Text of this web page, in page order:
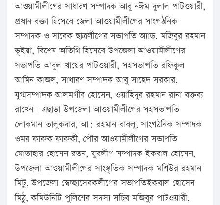
আওয়ামীলীগের সাধারণ সম্পাদক আবু নঈম দুলাল পাটওয়ারী,
প্রধান বক্তা হিসেবে জেলা আওয়ামীলীগের সাংগঠনিক
সম্পাদক ও সাবেক ছাত্রলীগের সভাপতি অ্যাড. মজিবুর রহমান
ভূইয়া, বিশেষ অতিথি হিসেবে উপজেলা আওয়ামীলীগের
সভাপতি আবুল খায়ের পাটওয়ারী, সহসভাপতি রফিকুল
আমিন কাজল, সাধারণ সম্পাদক আবু সাহেদ সরকার,
যুগ্মসম্পাদক আলমগীর হোসেন, ওয়াহিদুর রহমান রানা বক্তব্য
রাখেন। এছাড়া উপজেলা আওয়ামীলীগের সহসভাপতি
লোকমান তালুকদার, আ: রহমান বাবলু, সাংগঠনিক সম্পাদক
ওমর ফারুক ফারুকী, পৌর আওয়ামীলীগের সভাপতি
মোতাহার হোসেন রতন, যুবলীগ সম্পাদক ইকবাল হোসেন,
উপজেলা আওয়ামীলীগের সাংস্কৃতিক সম্পাদক মশিউর রহমান
মিটু, উপজেলা স্বেচ্ছাসেবকলীগের সভাপতিইকবাল হোসেন
মিঠু, কমিউনিটি পুলিশের সদস্য সচিব মজিবুর পাটওয়ারী,